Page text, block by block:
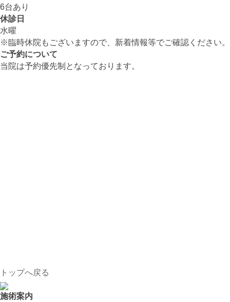
6台あり
休診日
水曜
※臨時休院もございますので、新着情報等でご確認ください。
ご予約について
当院は予約優先制となっております。
トップへ戻る
施術案内